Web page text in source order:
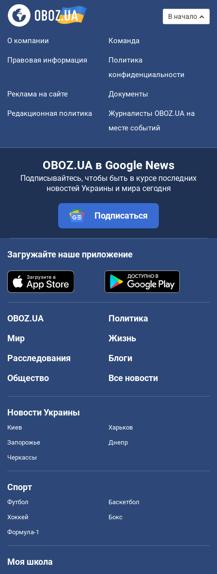
В начало
О компании Команда
Правовая информация
Политика
конфиденциальности
Реклама на сайте Документы
Редакционная политика
Журналисты OBOZ.UA на
месте событий
OBOZ.UA в Google News
Подписывайтесь, чтобы быть в курсе последних
новостей Украины и мира сегодня
Подписаться
Загружайте наше приложение
OBOZ.UA
Политика
Мир
Жизнь
Расследования
Блоги
Общество
Все новости
Новости Украины
Киев Харьков
Запорожье Днепр
Черкассы
Спорт
Футбол Баскетбол
Хоккей Бокс
Формула-1
Моя школа